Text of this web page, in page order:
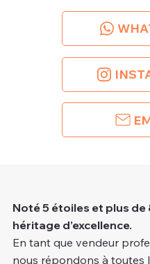
Noté 5 étoiles et plus
héritage d’excellence.
En tant que vendeur
nous répondons à toutes